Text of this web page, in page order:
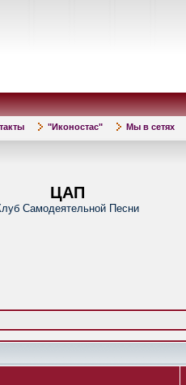
"Иконостас" Мы в сетях
ЦАП
Самодеятельной Песни